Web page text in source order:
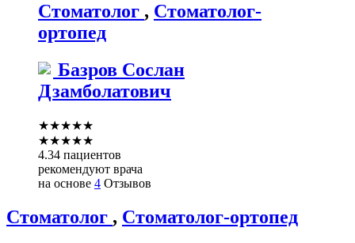
Стоматолог , Стоматолог-
ортопед
Базров Сослан
Дзамболатович
★★★★★
★★★★★
4.34 пациентов
рекомендуют врача
на основе 4 Отзывов
Стоматолог , Стоматолог-ортопед